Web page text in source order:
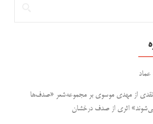
عماد
نقدی از مهدی موسوی بر مجموعه‌شعر «صدف‌ها
اثری از صدف درخشان